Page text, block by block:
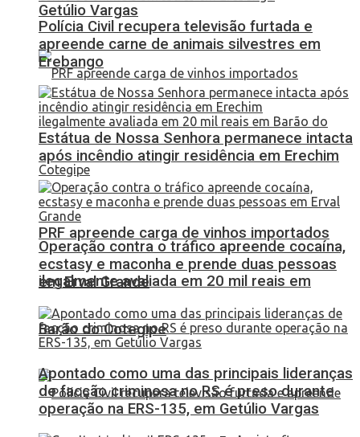
Getúlio Vargas
PRF apreende carga de vinhos importados
ilegalmente avaliada em 20 mil reais em
Barão do Cotegipe
Polícia Civil recupera televisão furtada e
apreende carne de animais silvestres em
Erebango
Estátua de Nossa Senhora permanece intacta
após incêndio atingir residência em Erechim
Operação contra o tráfico apreende cocaína,
ecstasy e maconha e prende duas pessoas
em Erval Grande
Apontado como uma das principais lideranças
de facção criminosa no RS é preso durante
operação na ERS-135, em Getúlio Vargas